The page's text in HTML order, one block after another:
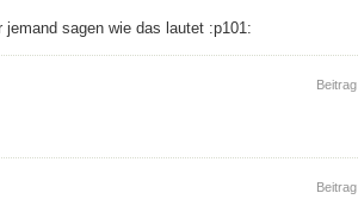
sagen wie das lautet :p101:
Beitrag
Beitrag